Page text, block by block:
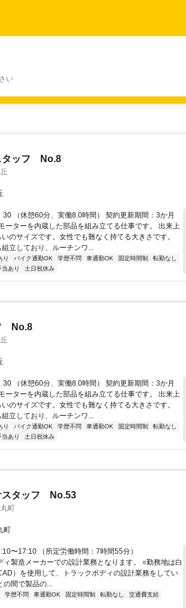
い
タッフ No.8
（休憩60分、実働8.0時間） 契約更新期間：3か月
ーターを内蔵した部品を組み立てる仕事です。 出来上
のサイズです。女性でも難なく持てる大きさです。
立しており、ルーチンワ...
り バイク通勤OK 学歴不問 車通勤OK 固定時間制
転勤なし
当あり 土日祝休み
No.8
（休憩60分、実働8.0時間） 契約更新期間：3か月
ーターを内蔵した部品を組み立てる仕事です。 出来上
のサイズです。女性でも難なく持てる大きさです。
立しており、ルーチンワ...
り バイク通勤OK 学歴不問 車通勤OK 固定時間制
転勤なし
当あり 土日祝休み
スタッフ No.53
町
町
〜17:10 （所定労働時間：7時間55分）
ィ製造メーカーでの設計業務となります。 ○勤務地は白
）を使用して、トラックボディの設計業務をしてい
の間で製品の...
学歴不問 車通勤OK 固定時間制 転勤なし
交通費支給